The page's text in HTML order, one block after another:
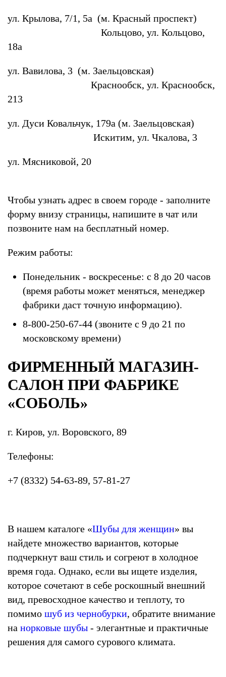
ул. Крылова, 7/1, 5а (м. Красный проспект)
Кольцово, ул. Кольцово,
18а
ул. Вавилова, 3 (м. Заельцовская)
Краснообск, ул. Краснообск,
213
ул. Дуси Ковальчук, 179а (м. Заельцовская)
Искитим, ул. Чкалова, 3
ул. Мясниковой, 20
Чтобы узнать адрес в своем городе - заполните
форму внизу страницы, напишите в чат или
позвоните нам на бесплатный номер.
Режим работы:
Понедельник - воскресенье: с 8 до 20 часов
(время работы может меняться, менеджер
фабрики даст точную информацию).
8-800-250-67-44 (звоните с 9 до 21 по
московскому времени)
ФИРМЕННЫЙ МАГАЗИН-
САЛОН ПРИ ФАБРИКЕ
«СОБОЛЬ»
г. Киров, ул. Воровского, 89
Телефоны:
+7 (8332) 54-63-89, 57-81-27
В нашем каталоге «Шубы для женщин» вы
найдете множество вариантов, которые
подчеркнут ваш стиль и согреют в холодное
время года. Однако, если вы ищете изделия,
которое сочетают в себе роскошный внешний
вид, превосходное качество и теплоту, то
помимо шуб из чернобурки, обратите внимание
на норковые шубы - элегантные и практичные
решения для самого сурового климата.